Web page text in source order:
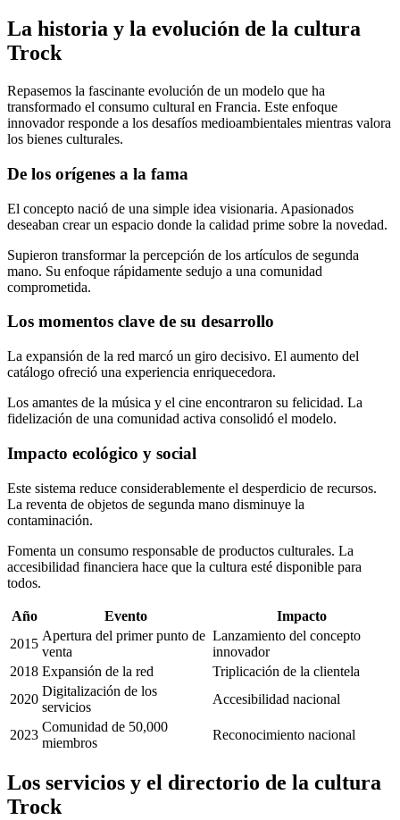
La historia y la evolución de la cultura
Trock
Repasemos la fascinante evolución de un modelo que ha
transformado el consumo cultural en Francia. Este enfoque
innovador responde a los desafíos medioambientales mientras valora
los bienes culturales.
De los orígenes a la fama
El concepto nació de una simple idea visionaria. Apasionados
deseaban crear un espacio donde la calidad prime sobre la novedad.
Supieron transformar la percepción de los artículos de segunda
mano. Su enfoque rápidamente sedujo a una comunidad
comprometida.
Los momentos clave de su desarrollo
La expansión de la red marcó un giro decisivo. El aumento del
catálogo ofreció una experiencia enriquecedora.
Los amantes de la música y el cine encontraron su felicidad. La
fidelización de una comunidad activa consolidó el modelo.
Impacto ecológico y social
Este sistema reduce considerablemente el desperdicio de recursos.
La reventa de objetos de segunda mano disminuye la
contaminación.
Fomenta un consumo responsable de productos culturales. La
accesibilidad financiera hace que la cultura esté disponible para
todos.
Año Evento
Impacto
2015
Apertura del primer punto de
venta
Lanzamiento del concepto
innovador
2018 Expansión de la red
Triplicación de la clientela
2020
Digitalización de los
servicios
Accesibilidad nacional
2023
Comunidad de 50,000
miembros
Reconocimiento nacional
Los servicios y el directorio de la cultura
Trock